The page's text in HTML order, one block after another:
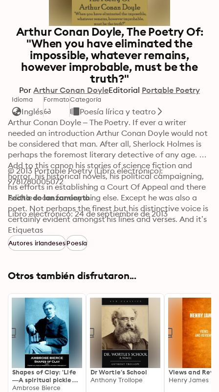
Arthur Conan Doyle, The Poetry Of:
"When you have eliminated the
impossible, whatever remains,
however improbable, must be the
truth?"
Por Arthur Conan DoyleEditorial Portable Poetry
Idioma
Inglés
FormatoCategoría
Poesía lírica y teatro
Arthur Conan Doyle – The Poetry. If ever a writer
needed an introduction Arthur Conan Doyle would not
be considered that man. After all, Sherlock Holmes is
perhaps the foremost literary detective of any age.
Add to this canon his stories of science fiction and
horror, his historical novels, his political campaigning,
his efforts in establishing a Court Of Appeal and there
is little room for anything else. Except he was also a
poet. Not perhaps the finest but his distinctive voice is
certainly evident amongst his lines and verses. And it’s
a voice worth listening too; something very different
from what you might expect. Many of these poems are
also available on our audiobook version at iTunes,
© 2013 Portable Poetry (Libro electrónico):
9781780005072
Fecha de lanzamiento
Libro electrónico: 24 de septiembre de 2013
Etiquetas
Autores irlandesesPoesía
Otros también disfrutaron...
Shapes of Clay: 'Life
—A spiritual pickle
preserving the body
Ambrose Bierce
Dr Wortle's School
Anthony Trollope
Views and
Henry James